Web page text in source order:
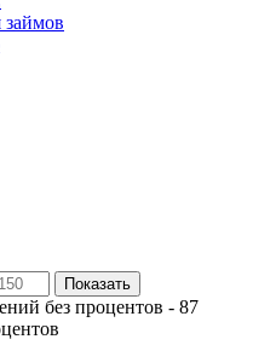
Показать
без процентов - 87